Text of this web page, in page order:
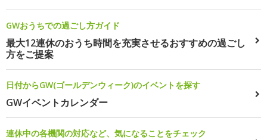
GWおうちでの過ごし方ガイド
最大12連休のおうち時間を充実させるおすすめの過ごし
方をご提案
日付からGW(ゴールデンウィーク)のイベントを探す
GWイベントカレンダー
連休中の各機関の対応など、気になることをチェック